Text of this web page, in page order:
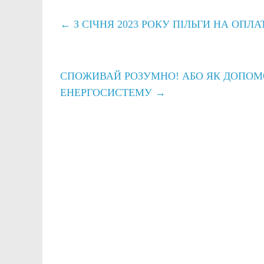
← З СІЧНЯ 2023 РОКУ ПІЛЬГИ НА
СПОЖИВАЙ РОЗУМНО! АБО ЯК
ЕНЕРГОСИСТЕМУ →